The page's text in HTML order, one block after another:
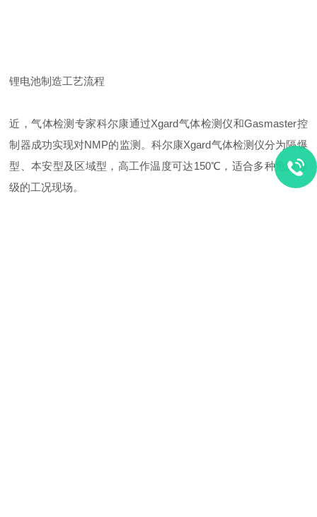
锂电池制造工艺流程
近，气体检测专家科尔康通过Xgard气体检测仪和Gasmaster控
制器成功实现对NMP的监测。科尔康Xgard气体检测仪分为隔爆
型、本安型及区域型，高工作温度可达150℃，适合多种危险等
级的工况现场。